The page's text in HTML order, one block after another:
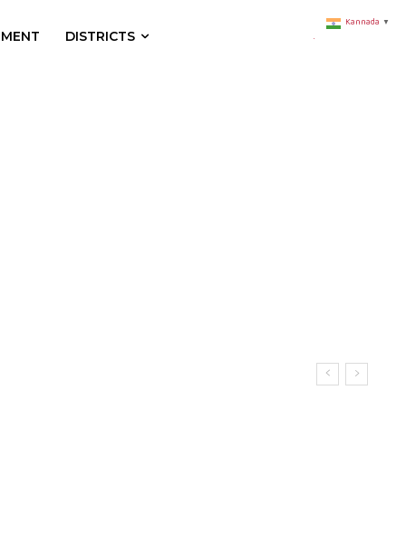
DISTRICTS
Kannada ▼